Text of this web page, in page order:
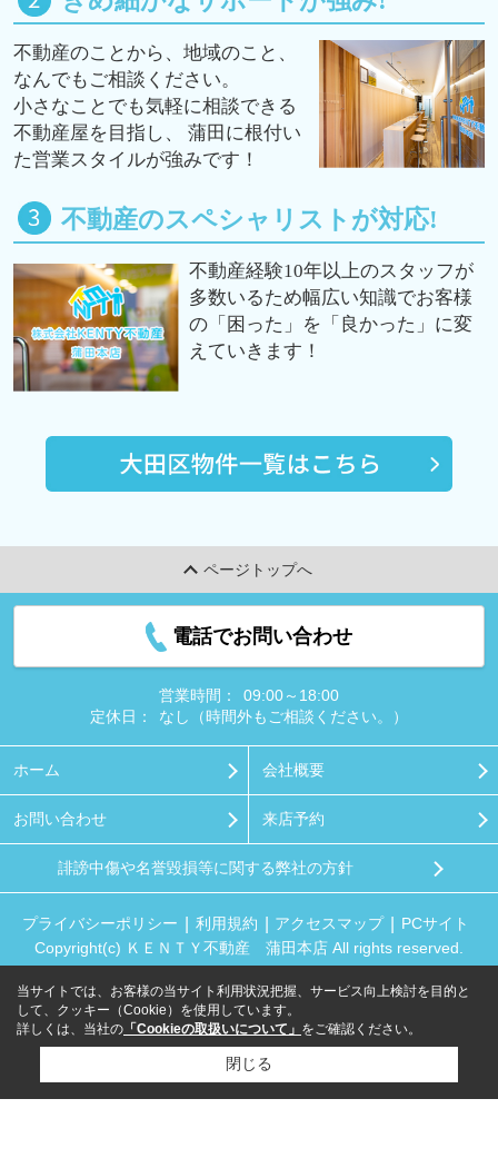
不動産のことから、地域のこと、
なんでもご相談ください。
小さなことでも気軽に相談できる
不動産屋を目指し、 蒲田に根付い
た営業スタイルが強みです！
不動産のスペシャリストが対応!
不動産経験10年以上のスタッフが
多数いるため幅広い知識でお客様
の「困った」を「良かった」に変
えていきます！
ページトップへ
電話でお問い合わせ
営業時間：
09:00～18:00
定休日：
なし（時間外もご相談ください。）
ホーム 会社概要
お問い合わせ 来店予約
誹謗中傷や名誉毀損等に関する弊社の方針
プライバシーポリシー 利用規約 アクセスマップ
PCサイト
Copyright(c) ＫＥＮＴＹ不動産 蒲田本店 All rights reserved.
当サイトでは、お客様の当サイト利用状況把握、サービス向上検討を目的と
して、クッキー（Cookie）を使用しています。
詳しくは、当社の 「Cookieの取扱いについて」 をご確認ください。
閉じる